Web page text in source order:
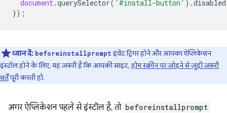
document .querySelector( '#install-button' ).disabled
});
ध्यान दें: beforeinstallpromptइवेंट ट्रिगर होने और आपका ऐप्लिकेशन
इंस्टॉल होने के लिए, यह ज़रूरी है कि आपकी साइट,होम स्क्रीन पर जोड़ने से जुड़ी ज़रूरी
शर्तेंपूरी करती हो.
अगर ऐप्लिकेशन पहले से इंस्टॉल है, तो beforeinstallprompt